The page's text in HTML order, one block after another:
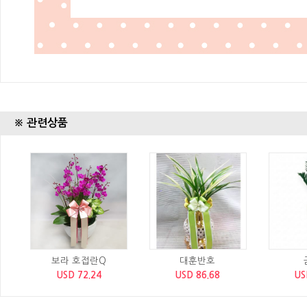
※ 관련상품
보라 호접란Q
USD 72.24
대훈반호
USD 86.68